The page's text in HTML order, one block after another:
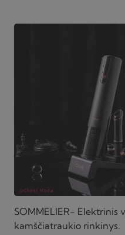
SOMMELIER- Elektrinis
kamščiatraukio rinkinys.